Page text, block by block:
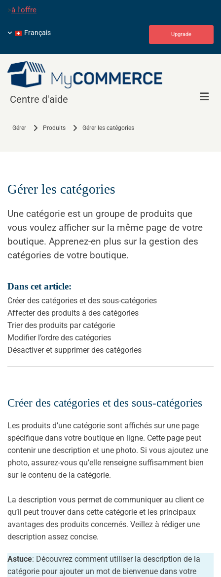
>à l'offre
Upgrade
Français
Centre d'aide
Gérer Produits Gérer les catégories
Gérer les catégories
Une catégorie est un groupe de produits que
vous voulez afficher sur la même page de votre
boutique. Apprenez-en plus sur la gestion des
catégories de votre boutique.
Dans cet article:
Créer des catégories et des sous-catégories
Affecter des produits à des catégories
Trier des produits par catégorie
Modifier l’ordre des catégories
Désactiver et supprimer des catégories
Créer des catégories et des sous-catégories
Les produits d’une catégorie sont affichés sur une page
spécifique dans votre boutique en ligne. Cette page peut
contenir une description et une photo. Si vous ajoutez une
photo, assurez-vous qu’elle renseigne suffisamment bien
sur le contenu de la catégorie.
La description vous permet de communiquer au client ce
qu’il peut trouver dans cette catégorie et les principaux
avantages des produits concernés. Veillez à rédiger une
description assez concise.
Astuce: Découvrez comment utiliser la description de la
catégorie pour ajouter un mot de bienvenue dans votre